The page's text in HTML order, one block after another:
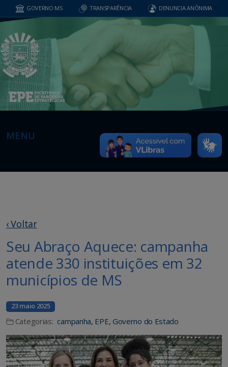
GOVERNO MS TRANSPARÊNCIA DENUNCIA ANÔNIMA
MENU
‹ Voltar
Seu Abraço Aquece: campanha
atende 330 instituições em 32
municípios de MS
23 maio 2025
Categorias: campanha, EPE, Governo do Estado